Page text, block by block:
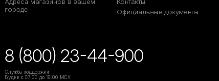
городе
Официальные документы
8 (800) 23-44-900
Служба поддержки
Будни с 07:00 до 16:00 МСК